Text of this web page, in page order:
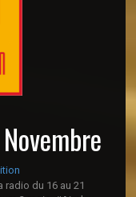
du 16 au 21